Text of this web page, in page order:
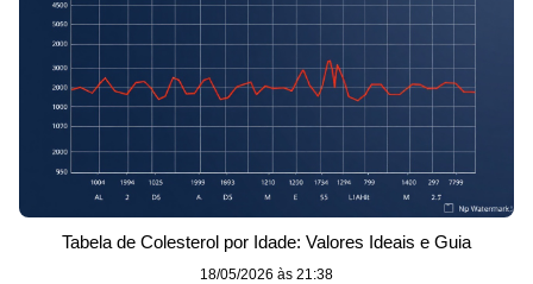
Tabela de Colesterol por Idade: Valores Ideais e Guia
18/05/2026 às 21:38